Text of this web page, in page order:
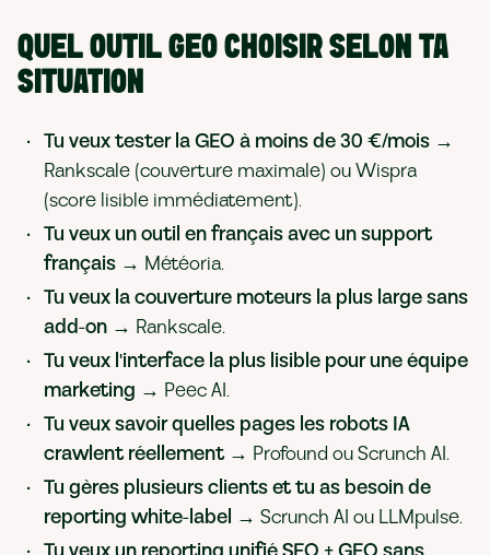
QUEL OUTIL GEO CHOISIR SELON TA
SITUATION
Tu veux tester la GEO à moins de 30 €/mois →
Rankscale (couverture maximale) ou Wispra
(score lisible immédiatement).
Tu veux un outil en français avec un support
français → Météoria.
Tu veux la couverture moteurs la plus large sans
add-on → Rankscale.
Tu veux l'interface la plus lisible pour une équipe
marketing → Peec AI.
Tu veux savoir quelles pages les robots IA
crawlent réellement→ Profound ou Scrunch AI.
Tu gères plusieurs clients et tu as besoin de
reporting white-label → Scrunch AI ou LLMpulse.